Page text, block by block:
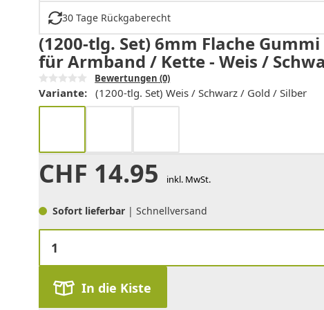
30 Tage Rückgaberecht
(1200-tlg. Set) 6mm Flache
für Armband / Kette - Weis /
Bewertungen (0)
Variante: (1200-tlg. Set) Weis / Schwarz / Gold / Silber
CHF 14.95 inkl. MwSt.
Sofort lieferbar | Schnellversand
In die Kiste